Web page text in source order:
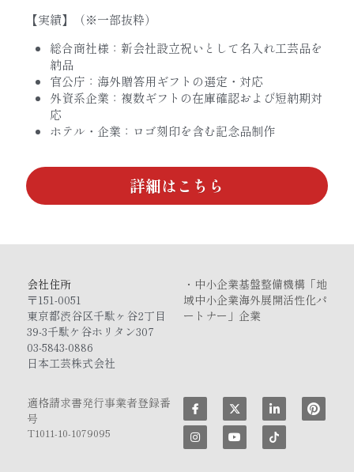
【実績】（※一部抜粋）
総合商社様：新会社設立祝いとして名入れ工芸品を
納品
官公庁：海外贈答用ギフトの選定・対応
外資系企業：複数ギフトの在庫確認および短納期対
応
ホテル・企業：ロゴ刻印を含む記念品制作
詳細はこちら
会社住所
〒151-0051
東京都渋谷区千駄ヶ谷2丁目
39-3千駄ケ谷ホリタン307
03-5843-0886
日本工芸株式会社
・中小企業基盤整備機構 「地
域中小企業海外展開活性化パ
ートナー」企業
適格請求書発行事業者登録番
号
T1011-10-1079095